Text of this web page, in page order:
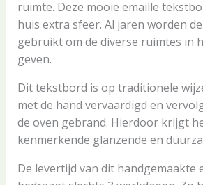
ruimte. Deze mooie emaille
huis extra sfeer. Al jaren worden
gebruikt om de diverse ruimtes in
geven.
Dit tekstbord is op traditionele
met de hand vervaardigd en
de oven gebrand. Hierdoor krijgt
kenmerkende glanzende en
De levertijd van dit handgemaakte